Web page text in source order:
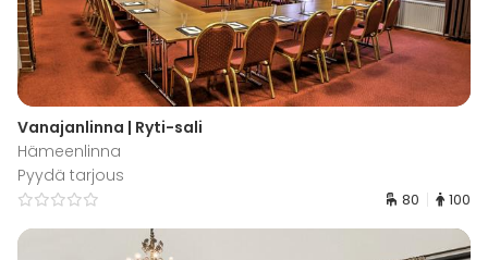
Vanajanlinna | Ryti-sali
Hämeenlinna
Pyydä tarjous
80 100